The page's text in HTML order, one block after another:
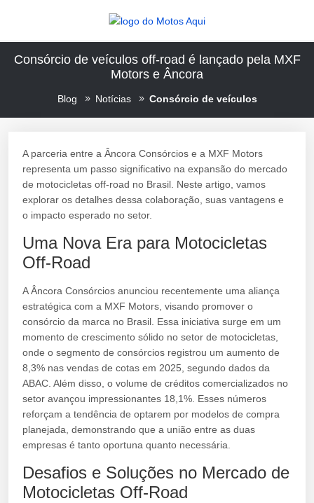
Consórcio de veículos off-road é lançado pela MXF
Motors e Âncora
Blog Notícias Consórcio de veículos
A parceria entre a Âncora Consórcios e a MXF Motors
representa um passo significativo na expansão do mercado
de motocicletas off-road no Brasil. Neste artigo, vamos
explorar os detalhes dessa colaboração, suas vantagens e
o impacto esperado no setor.
Uma Nova Era para Motocicletas
Off-Road
A Âncora Consórcios anunciou recentemente uma aliança
estratégica com a MXF Motors, visando promover o
consórcio da marca no Brasil. Essa iniciativa surge em um
momento de crescimento sólido no setor de motocicletas,
onde o segmento de consórcios registrou um aumento de
8,3% nas vendas de cotas em 2025, segundo dados da
ABAC. Além disso, o volume de créditos comercializados no
setor avançou impressionantes 18,1%. Esses números
reforçam a tendência de optarem por modelos de compra
planejada, demonstrando que a união entre as duas
empresas é tanto oportuna quanto necessária.
Desafios e Soluções no Mercado de
Motocicletas Off-Road